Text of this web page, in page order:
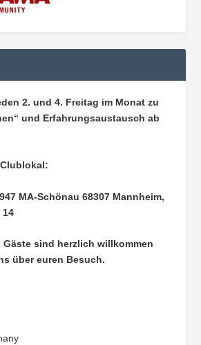
2. und 4. Freitag im Monat zu
und Erfahrungsaustausch ab
MA-Schönau68307 Mannheim,
14
sind herzlich willkommen
über euren Besuch.